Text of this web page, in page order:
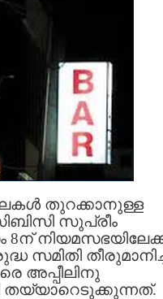
തുറക്കാനുള്ള
സുപ്രീം
8ന്
സമിതി
അപ്പീലിനു